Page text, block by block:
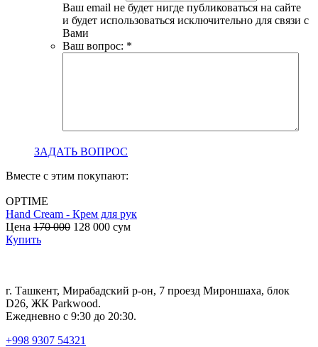
Ваш email не будет нигде публиковаться на сайте
и будет использоваться исключительно для связи с
Вами
Ваш вопрос: *
ЗАДАТЬ ВОПРОС
Вместе с этим покупают:
OPTIME
Hand Cream - Крем для рук
Цена 170 000 128 000 сум
Купить
г. Ташкент, Мирабадский р-он, 7 проезд Мироншаха, блок
D26, ЖК Раrkwood.
Ежедневно с 9:30 до 20:30.
+998 9307 54321